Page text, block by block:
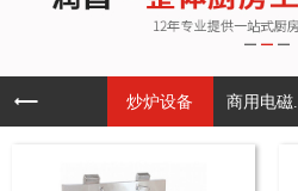
炒炉设备 商用电磁...